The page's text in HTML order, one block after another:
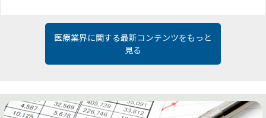
医療業界に関する最新コンテンツをもっと
見る